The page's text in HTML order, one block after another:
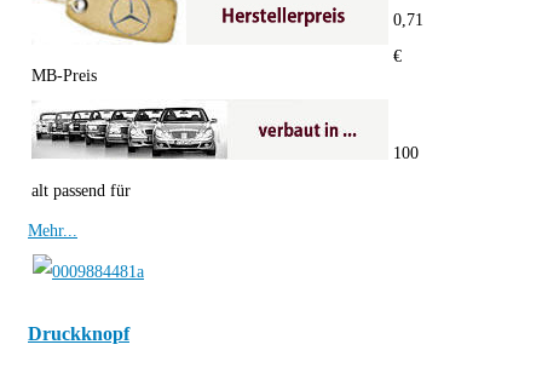
MB-Preis
0,71
€
alt passend für
100
Mehr...
Druckknopf